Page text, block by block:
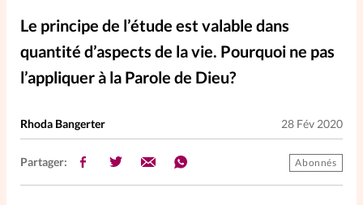
Entre4yeux
L'anecdote
La Bible au féminin
Lifestyle
PersonnElles
Le principe de l’étude est valable dans
quantité d’aspects de la vie. Pourquoi ne pas
l’appliquer à la Parole de Dieu?
Rhoda Bangerter 28 Fév 2020
Partager: Abonnés